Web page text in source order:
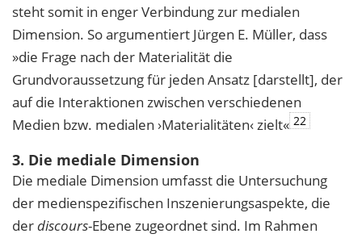
steht somit in enger Verbindung zur medialen
Dimension. So argumentiert Jürgen E. Müller, dass
»die Frage nach der Materialität die
Grundvoraussetzung für jeden Ansatz [darstellt], der
auf die Interaktionen zwischen verschiedenen
Medien bzw. medialen ›Materialitäten‹ zielt« 22
3. Die mediale Dimension
Die mediale Dimension umfasst die Untersuchung
der medienspezifischen Inszenierungsaspekte, die
derdiscours-Ebene zugeordnet sind. Im Rahmen